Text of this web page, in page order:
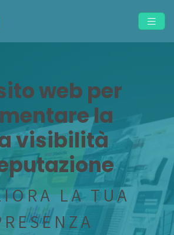
web per
la
visibilità
LA TUA